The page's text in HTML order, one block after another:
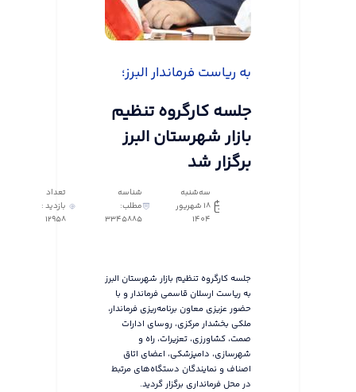
به ریاست فرماندار البرز؛
جلسه کارگروه تنظیم
بازار شهرستان البرز
برگزار شد
سه‌شنبه
18 شهریور
1404
شناسه
مطلب:
3345885
تعداد
بازدید :
12958
جلسه کارگروه تنظیم بازار شهرستان البرز
به ریاست ارسلان قاسمی فرماندار و با
حضور عزیزی معاون برنامه‌ریزی فرماندار،
ملکی بخشدار مرکزی، روسای ادارات
صمت، کشاورزی، تعزیرات، راه و
شهرسازی، دامپزشکی، اعضای اتاق
اصناف و نمایندگان دستگاه‌های مرتبط
در محل فرمانداری برگزار گردید.